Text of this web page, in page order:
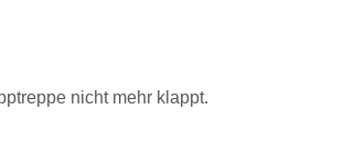
nicht mehr klappt.